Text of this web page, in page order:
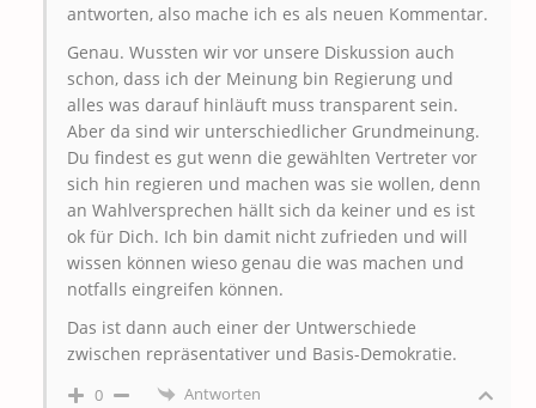
antworten, also mache ich es als neuen Kommentar.
Genau. Wussten wir vor unsere Diskussion auch
schon, dass ich der Meinung bin Regierung und
alles was darauf hinläuft muss transparent sein.
Aber da sind wir unterschiedlicher Grundmeinung.
Du findest es gut wenn die gewählten Vertreter vor
sich hin regieren und machen was sie wollen, denn
an Wahlversprechen hällt sich da keiner und es ist
ok für Dich. Ich bin damit nicht zufrieden und will
wissen können wieso genau die was machen und
notfalls eingreifen können.
Das ist dann auch einer der Untwerschiede
zwischen repräsentativer und Basis-Demokratie.
0 Antworten